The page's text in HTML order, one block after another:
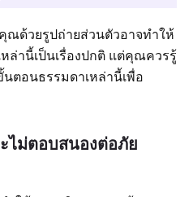
ด้วยรูปถ่ายส่วนตัวอาจทำให้
ล่านี้เป็นเรื่องปกติ แต่คุณควรรู้
ตอนธรรมดาเหล่านี้เพื่อ
ไม่ตอบสนองต่อภัย